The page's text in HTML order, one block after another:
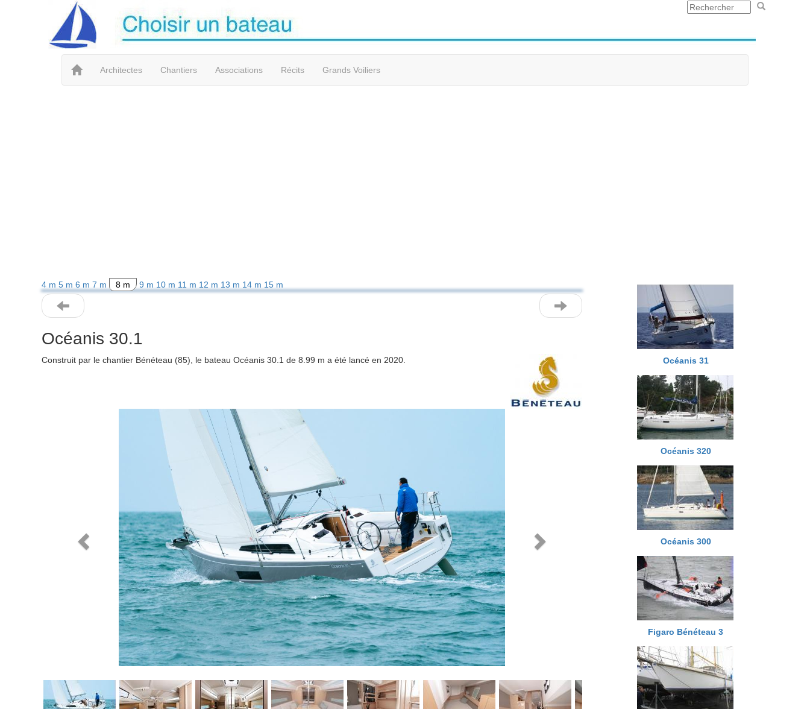
Architectes Chantiers Associations Récits Grands Voiliers
4 m 5 m 6 m 7 m 8 m 9 m 10 m 11 m 12 m 13 m 14 m 15 m
Océanis 30.1
Construit par le chantier Bénéteau (85), le bateau Océanis 30.1 de 8.99 m a été lancé en 2020. Océanis 31
Océanis 320
Océanis 300
Figaro Bénéteau 3